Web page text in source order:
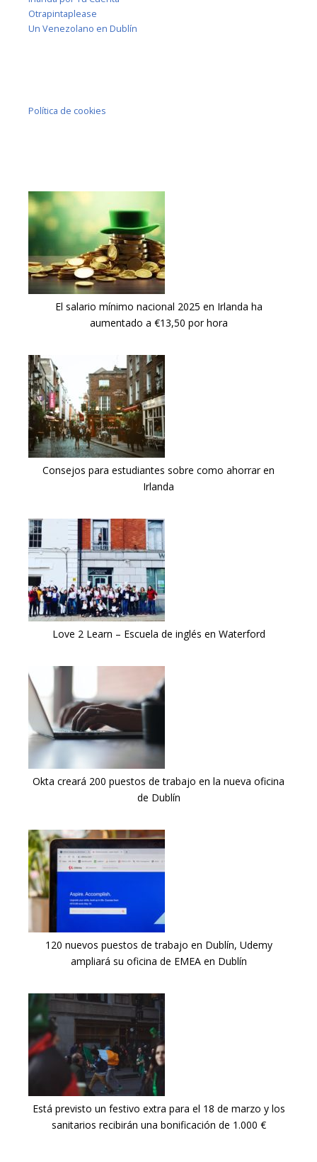
Otrapintaplease
Un Venezolano en Dublín
Política de cookies
El salario mínimo nacional 2025 en Irlanda ha
aumentado a €13,50 por hora
Consejos para estudiantes sobre como ahorrar en
Irlanda
Love 2 Learn – Escuela de inglés en Waterford
Okta creará 200 puestos de trabajo en la nueva oficina
de Dublín
120 nuevos puestos de trabajo en Dublín, Udemy
ampliará su oficina de EMEA en Dublín
Está previsto un festivo extra para el 18 de marzo y los
sanitarios recibirán una bonificación de 1.000 €